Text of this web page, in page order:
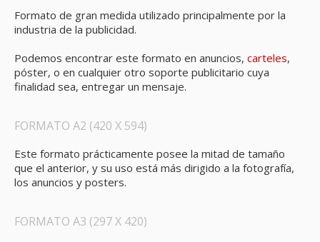
Formato de gran medida utilizado principalmente por la
industria de la publicidad.
Podemos encontrar este formato en anuncios, carteles,
póster, o en cualquier otro soporte publicitario cuya
finalidad sea, entregar un mensaje.
FORMATO A2 (420 X 594)
Este formato prácticamente posee la mitad de tamaño
que el anterior, y su uso está más dirigido a la fotografía,
los anuncios y posters.
FORMATO A3 (297 X 420)